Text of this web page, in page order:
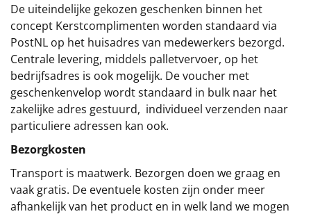
De uiteindelijke gekozen geschenken binnen het
concept Kerstcomplimenten worden standaard via
PostNL op het huisadres van medewerkers bezorgd.
Centrale levering, middels palletvervoer, op het
bedrijfsadres is ook mogelijk. De voucher met
geschenkenvelop wordt standaard in bulk naar het
zakelijke adres gestuurd, individueel verzenden naar
particuliere adressen kan ook.
Bezorgkosten
Transport is maatwerk. Bezorgen doen we graag en
vaak gratis. De eventuele kosten zijn onder meer
afhankelijk van het product en in welk land we mogen